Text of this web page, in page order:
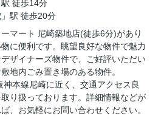
駅 徒歩14分
」駅 徒歩20分
マート 尼崎築地店(徒歩6分)があり
に便利です。眺望良好な物件で魅力
ザイナーズ物件で、ご好評いただい
地内ごみ置き場のある物件。
本線尼崎に近く、交通アクセス良
り扱っております。詳細情報などが
、お気軽にお問い合わせください。